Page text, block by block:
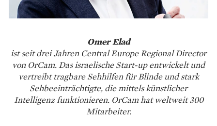
Omer Elad
ist seit drei Jahren Central Europe Regional Director
von OrCam. Das israelische Start-up entwickelt und
vertreibt tragbare Sehhilfen für Blinde und stark
Sehbeeinträchtigte, die mittels künstlicher
Intelligenz funktionieren. OrCam hat weltweit 300
Mitarbeiter.